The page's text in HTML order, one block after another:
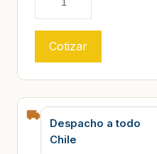
Cotizar
Despacho a todo
Chile